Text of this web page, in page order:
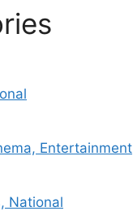
Entertainment
National